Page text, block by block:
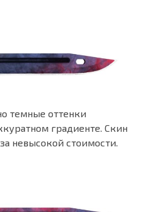
темные оттенки
градиенте. Скин
невысокой стоимости.